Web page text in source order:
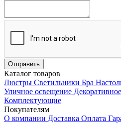
Каталог товаров
Люстры Светильники Бра
Уличное освещение
Комплектующие
Покупателям
О компании Доставка Оплата